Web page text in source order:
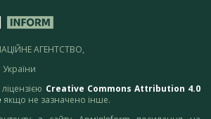
АГЕНТСТВО,
Creative Commons Attribution 4.0
якщо не зазначено інше.